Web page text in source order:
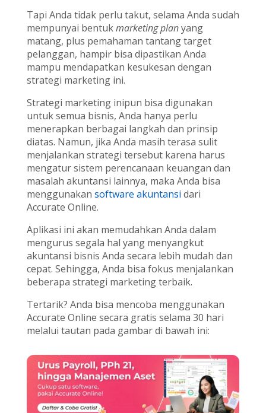
Tapi Anda tidak perlu takut, selama Anda sudah
mempunyai bentukmarketing planyang
matang, plus pemahaman tantang target
pelanggan, hampir bisa dipastikan Anda
mampu mendapatkan kesukesan dengan
strategi marketing ini.
Strategi marketing inipun bisa digunakan
untuk semua bisnis, Anda hanya perlu
menerapkan berbagai langkah dan prinsip
diatas. Namun, jika Anda masih terasa sulit
menjalankan strategi tersebut karena harus
mengatur sistem perencanaan keuangan dan
masalah akuntansi lainnya, maka Anda bisa
menggunakan software akuntansi dari
Accurate Online.
Aplikasi ini akan memudahkan Anda dalam
mengurus segala hal yang menyangkut
akuntansi bisnis Anda secara lebih mudah dan
cepat. Sehingga, Anda bisa fokus menjalankan
beberapa strategi marketing terbaik.
Tertarik? Anda bisa mencoba menggunakan
Accurate Online secara gratis selama 30 hari
melalui tautan pada gambar di bawah ini: